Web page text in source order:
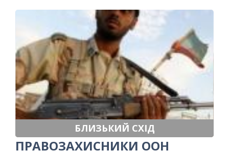
БЛИЗЬКИЙ СХІД
ПРАВОЗАХИСНИКИ ООН